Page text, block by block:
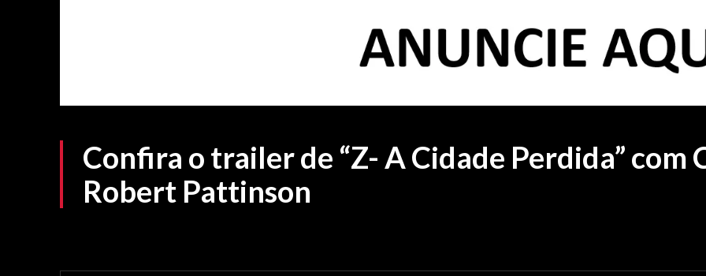
Confira o trailer de “Z- A Cidade Perdida” com
Robert Pattinson